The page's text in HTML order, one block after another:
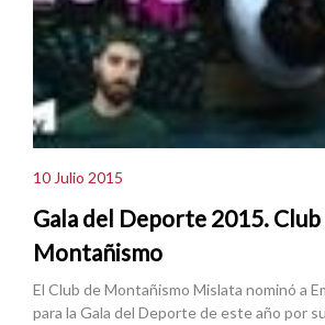
10 Julio 2015
Gala del Deporte 2015. Club
Montañismo
El Club de Montañismo Mislata nominó a
para la Gala del Deporte de este año por